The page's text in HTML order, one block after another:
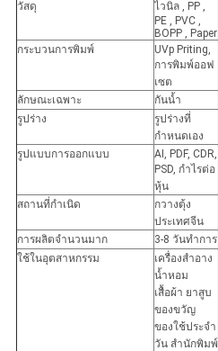
วัสดุ
ไวนิล , PP ,
PE , PVC ,
BOPP , Paper
กระบวนการพิมพ์
UVp Priting,
การพิมพ์ออฟ
เซต
ลักษณะเฉพาะ
กันน้ำ
รูปร่าง
รูปร่างที่
กำหนดเอง
รูปแบบการออกแบบ
AI, PDF, CDR,
PSD, กำไรต่อ
หุ้น
สถานที่กำเนิด
กวางตุ้ง
ประเทศจีน
การผลิตจำนวนมาก
3-8 วันทำการ
ใช้ในอุตสาหกรรม
เครื่องสำอาง
น้ำหอม
เสื้อผ้า ยาสูบ
ของขวัญ
ของใช้ประจำ
วัน สำนักพิมพ์